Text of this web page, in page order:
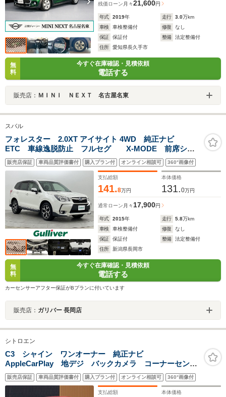
残価ローン 月々21,600円
年式 2019年 走行 3.0万km
車検
車検整備付 修復
なし
保証
保証付 整備
法定整備付
住所
愛知県長久手市
無
料
今すぐ在庫確認・見積依頼
電話する
販売店： ＭＩＮＩ ＮＥＸＴ 名古屋名東
スバル
フォレスター 2.0XT アイサイト 4WD 純正ナビ
ETC 車線逸脱防止 フルセグ X-MODE 前席シー
トヒーター レーダークルーズコントロール
Bluetooth バックカメラ 衝突軽減ブレーキ
販売店保証 車両品質評価書付 購入プラン付 オンライン相談可 360°画像付
支払総額
141.8万円
本体価格
131.0万円
通常ローン 月々 17,900円
年式 2015年 走行 5.8万km
車検
車検整備付 修復
なし
保証
保証付 整備
法定整備付
住所
新潟県長岡市
無
料
今すぐ在庫確認・見積依頼
電話する
カーセンサーアフター保証がBプランに付いています
販売店： ガリバー 長岡店
シトロエン
C3 シャイン ワンオーナー 純正ナビ
AppleCarPlay 地デジ バックカメラ コーナーセンサ
ー ドライブレコーダー HIDヘッドライト クルーズコ
ントロール 純正16インチアルミホイール ETC オー
トライト レーンキープA!!
販売店保証 車両品質評価書付 購入プラン付 オンライン相談可 360°画像付
支払総額 本体価格